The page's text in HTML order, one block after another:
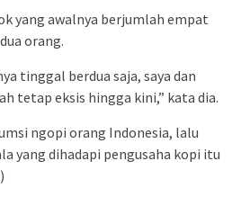
yang awalnya berjumlah empat
orang.
tinggal berdua saja, saya dan
tetap eksis hingga kini,” kata dia.
ngopi orang Indonesia, lalu
yang dihadapi pengusaha kopi itu